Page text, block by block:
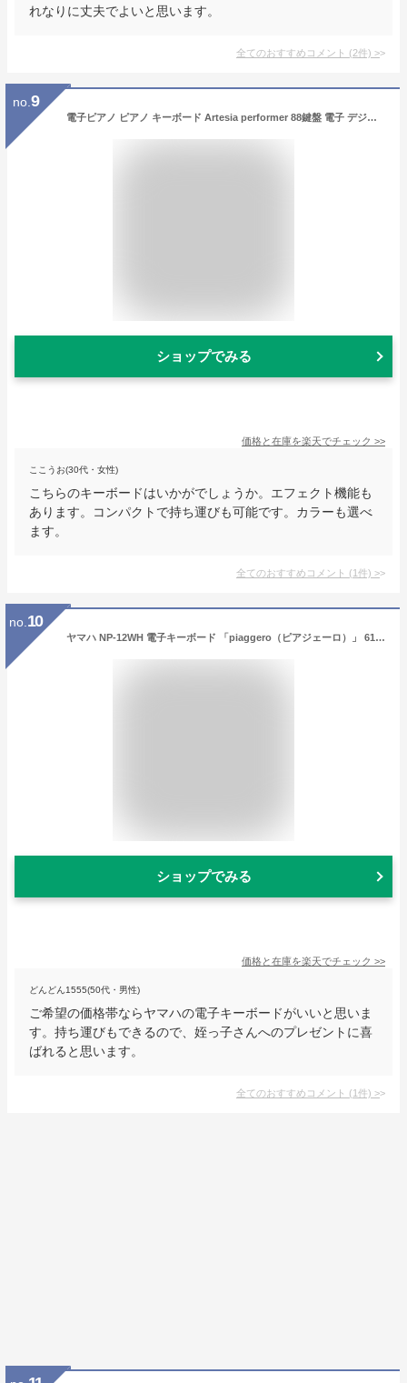
れなりに丈夫でよいと思います。
全てのおすすめコメント (2件) >
no. 9
電子ピアノ ピアノ キーボード Artesia performer 88鍵盤 電子 デジタルピアノ 電子キーボード 鍵盤 アルテシア ブラック 黒 白 ホワイト 電子楽器 ペダル エフェクト機能 MIDI出力 サウンド サウンドバリエーション 12種類 エフェクト サスティンペダル 送料無料
ショップでみる
価格と在庫を楽天でチェック >>
ここうお(30代・女性)
こちらのキーボードはいかがでしょうか。エフェクト機能も
あります。コンパクトで持ち運びも可能です。カラーも選べ
ます。
全てのおすすめコメント (1件) >
no. 10
ヤマハ NP-12WH 電子キーボード 「piaggero（ピアジェーロ）」 61鍵盤 ホワイト
ショップでみる
価格と在庫を楽天でチェック >>
どんどん1555(50代・男性)
ご希望の価格帯ならヤマハの電子キーボードがいいと思いま
す。持ち運びもできるので、姪っ子さんへのプレゼントに喜
ばれると思います。
全てのおすすめコメント (1件) >